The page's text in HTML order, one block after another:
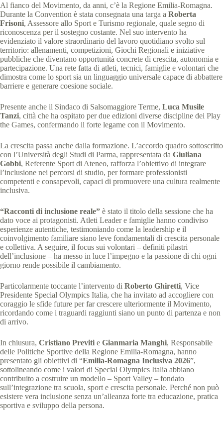
Al fianco del Movimento, da anni, c’è la Regione Emilia-Romagna.
Durante la Convention è stata consegnata una targa a Roberta
Frisoni, Assessore allo Sport e Turismo regionale, quale segno di
riconoscenza per il sostegno costante. Nel suo intervento ha
evidenziato il valore straordinario del lavoro quotidiano svolto sul
territorio: allenamenti, competizioni, Giochi Regionali e iniziative
pubbliche che diventano opportunità concrete di crescita, autonomia e
partecipazione. Una rete fatta di atleti, tecnici, famiglie e volontari che
dimostra come lo sport sia un linguaggio universale capace di abbattere
barriere e generare coesione sociale.
Presente anche il Sindaco di Salsomaggiore Terme, Luca Musile
Tanzi, città che ha ospitato per due edizioni diverse discipline dei Play
the Games, confermando il forte legame con il Movimento.
La crescita passa anche dalla formazione. L’accordo quadro sottoscritto
con l’Università degli Studi di Parma, rappresentata da Giuliana
Gobbi, Referente Sport di Ateneo, rafforza l’obiettivo di integrare
l’inclusione nei percorsi di studio, per formare professionisti
competenti e consapevoli, capaci di promuovere una cultura realmente
inclusiva.
“Racconti di inclusione reale” è stato il titolo della sessione che ha
dato voce ai protagonisti. Atleti Leader e famiglie hanno condiviso
esperienze autentiche, testimoniando come la leadership e il
coinvolgimento familiare siano leve fondamentali di crescita personale
e collettiva. A seguire, il focus sui volontari – definiti pilastri
dell’inclusione – ha messo in luce l’impegno e la passione di chi ogni
giorno rende possibile il cambiamento.
Particolarmente toccante l’intervento di Roberto Ghiretti, Vice
Presidente Special Olympics Italia, che ha invitato ad accogliere con
coraggio le sfide future per far crescere ulteriormente il Movimento,
ricordando come i traguardi raggiunti siano un punto di partenza e non
di arrivo.
In chiusura, Cristiano Previti e Gianmaria Manghi, Responsabile
delle Politiche Sportive della Regione Emilia-Romagna, hanno
presentato gli obiettivi di “Emilia-Romagna Inclusiva 2026”,
sottolineando come i valori di Special Olympics Italia abbiano
contribuito a costruire un modello – Sport Valley – fondato
sull’integrazione tra scuola, sport e crescita personale. Perché non può
esistere vera inclusione senza un’alleanza forte tra educazione, pratica
sportiva e sviluppo della persona.